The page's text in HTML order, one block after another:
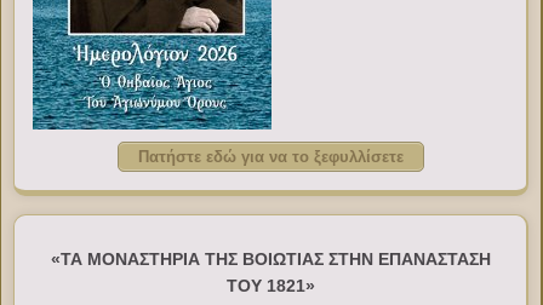
Πατήστε εδώ για να το ξεφυλλίσετε
«ΤΑ ΜΟΝΑΣΤΗΡΙΑ ΤΗΣ ΒΟΙΩΤΙΑΣ ΣΤΗΝ ΕΠΑΝΑΣΤΑΣΗ
ΤΟΥ 1821»